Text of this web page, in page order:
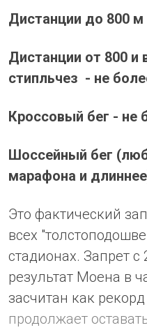
Дистанции до 800
Дистанции от 800
стипльчез - не
Кроссовый бег - не
Шоссейный бег
марафона и
Это фактический
всех
стадионах. Запрет с
результат Моена в
засчитан как
продолжает